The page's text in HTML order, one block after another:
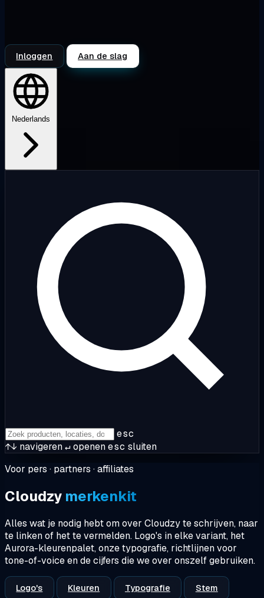
Inloggen Aan de slag
Nederlands
esc
↑↓ navigeren↵openenesc sluiten
Voor pers · partners · affiliates
Cloudzy merkenkit
Alles wat je nodig hebt om over Cloudzy te schrijven, naar
te linken of het te vermelden. Logo's in elke variant, het
Aurora-kleurenpalet, onze typografie, richtlijnen voor
tone-of-voice en de cijfers die we over onszelf gebruiken.
Logo's Kleuren Typografie Stem